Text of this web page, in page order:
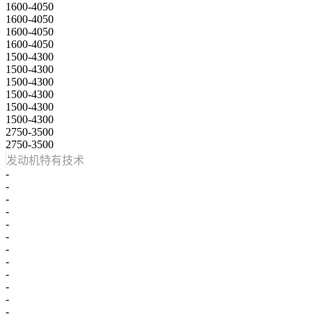
1600-4050
1600-4050
1600-4050
1600-4050
1500-4300
1500-4300
1500-4300
1500-4300
1500-4300
1500-4300
2750-3500
2750-3500
发动机特有技术
-
-
-
-
-
-
-
-
-
-
-
-